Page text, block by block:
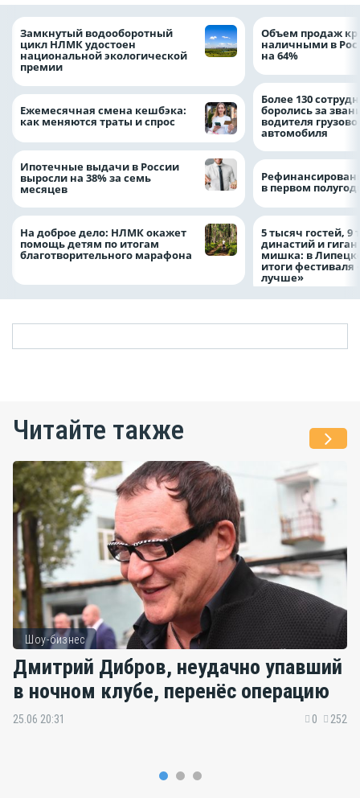
Замкнутый водооборотный
цикл НЛМК удостоен
национальной экологической
премии
Ежемесячная смена кешбэка:
как меняются траты и спрос
Ипотечные выдачи в России
выросли на 38% за семь
месяцев
На доброе дело: НЛМК окажет
помощь детям по итогам
благотворительного марафона
Объем продаж
наличными в
на 64%
Более 130
боролись за
водителя
автомобиля
в первом
5 тысяч гостей, 9
династий и
мишка: в
итоги фестиваля
лучше»
Читайте также
Шоу-бизнес
Дмитрий Дибров, неудачно упавший
в ночном клубе, перенёс операцию
25.06 20:31 0 252